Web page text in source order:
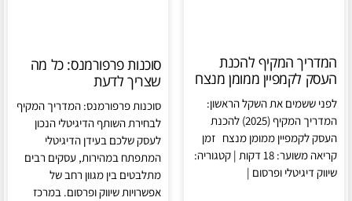
המדריך המקיף להכנת
העסק לקמפיין ממומן מנצח
לפני ששמים את השקל הראשון:
המדריך המקיף (2025) להכנת
העסק לקמפיין ממומן מנצח זמן
קריאה משוער: 18 דקות | קטגוריה:
שיווק דיגיטלי ופרסום |
סוכנות פרפורמנס: כל מה
שצריך לדעת
סוכנות פרפורמנס: המדריך המקיף
לבחירת השותף הדיגיטלי הנכון
לעסק שלכם בעידן הדיגיטלי
המתפתח במהירות, עסקים רבים
מתלבטים בין מגוון רחב של
אפשרויות שיווק ופרסום. במרכז